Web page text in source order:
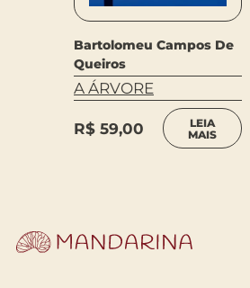
Bartolomeu Campos De
Queiros
A ÁRVORE
R$ 59,00
LEIA
MAIS